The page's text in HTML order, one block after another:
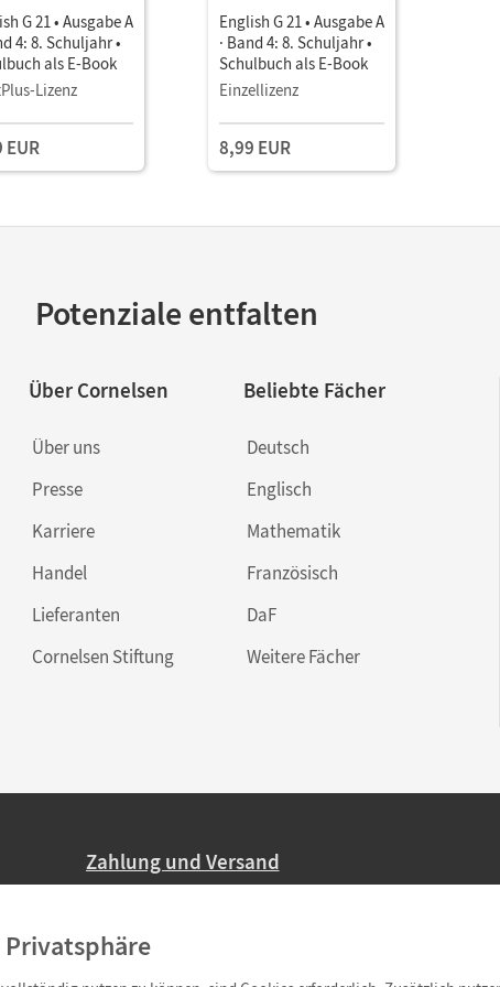
G 21 • Ausgabe A
4: 8. Schuljahr •
als E-Book
Lizenz
EUR
English G 21 • Ausgabe A
· Band 4: 8. Schuljahr •
Schulbuch als E-Book
Einzellizenz
8,99 EUR
Potenziale entfalten
Über Cornelsen
Über uns
Presse
Karriere
Handel
Lieferanten
Cornelsen Stiftung
Beliebte Fächer
Deutsch
Englisch
Mathematik
Französisch
DaF
Weitere Fächer
Zahlung und Versand
Ab 59,– EUR Bestellwert liefern wir